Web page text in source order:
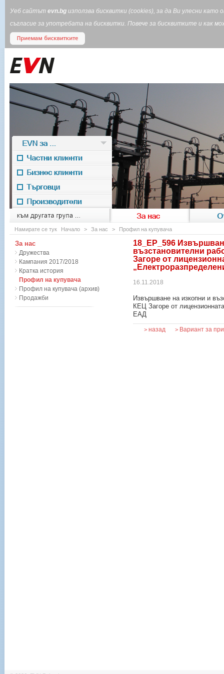
Уеб сайтът evn.bg използва бисквитки (cookies), за да Ви улесни
съгласие за употребата на бисквитки. Повече за бисквитките и
към другата група ... За нас
EVN for
EVN за ...
Частни клиенти
Бизнес клиенти
Търговци
Производители
Намирате се тук Начало > За нас > Профил на купувача
18_ЕР_596
възстановителни
Загоре от
16.11.2018
Извършване на изкопни и
КЕЦ Загоре от
ЕАД
> назад > Вариант за
За нас
Дружества
Кампания 2017/2018
Кратка история
Профил на купувача
Профил на купувача (архив)
Продажби